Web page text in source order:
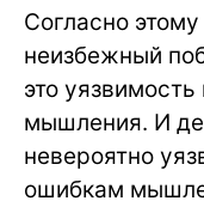
Согласно
неизбежный
это
мышления. И
невероятно
ошибкам